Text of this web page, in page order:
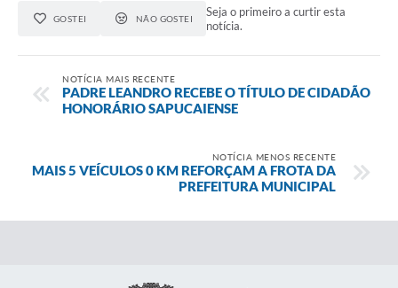
GOSTEI NÃO GOSTEI
Seja o primeiro a curtir esta
notícia.
NOTÍCIA MAIS RECENTE
PADRE LEANDRO RECEBE O TÍTULO DE CIDADÃO
HONORÁRIO SAPUCAIENSE
NOTÍCIA MENOS RECENTE
MAIS 5 VEÍCULOS 0 KM REFORÇAM A FROTA DA
PREFEITURA MUNICIPAL